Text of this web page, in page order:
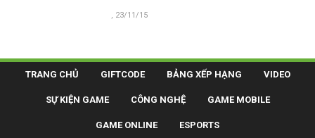
, 23/11/15
TRANG CHỦ GIFTCODE BẢNG XẾP HẠNG VIDEO
SỰ KIỆN GAME CÔNG NGHỆ GAME MOBILE
GAME ONLINE ESPORTS